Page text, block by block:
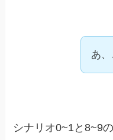
あ
シナリオ0~1と8~9